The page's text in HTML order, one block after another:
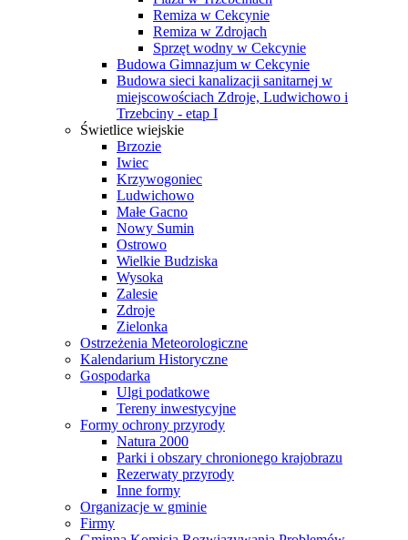
Remiza w Cekcynie
Remiza w Zdrojach
Sprzęt wodny w Cekcynie
Budowa Gimnazjum w Cekcynie
Budowa sieci kanalizacji sanitarnej w
miejscowościach Zdroje, Ludwichowo i
Trzebciny - etap I
Świetlice wiejskie
Brzozie
Iwiec
Krzywogoniec
Ludwichowo
Małe Gacno
Nowy Sumin
Ostrowo
Wielkie Budziska
Wysoka
Zalesie
Zdroje
Zielonka
Ostrzeżenia Meteorologiczne
Kalendarium Historyczne
Gospodarka
Ulgi podatkowe
Tereny inwestycyjne
Formy ochrony przyrody
Natura 2000
Parki i obszary chronionego krajobrazu
Rezerwaty przyrody
Inne formy
Organizacje w gminie
Firmy